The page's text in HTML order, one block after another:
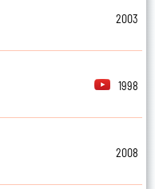
2003
1998
2008